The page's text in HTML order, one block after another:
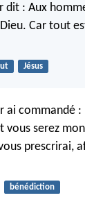
dit : Aux
Car tout
Jésus
ai commandé
serez
prescrirai,
bénédiction